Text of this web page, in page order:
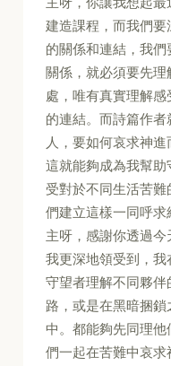
建造課程，而我們要
的關係和連結，我
關係，就必須要先
處，唯有真實理解
的連結。而詩篇作
人，要如何哀求神進
這就能夠成為我幫
受對於不同生活苦
們建立這樣一同呼求
主呀，感謝你透過
我更深地領受到，
守望者理解不同夥
路，或是在黑暗捆
中。都能夠先同理
們一起在苦難中哀